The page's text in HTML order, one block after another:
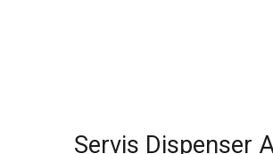
Servis Dispenser